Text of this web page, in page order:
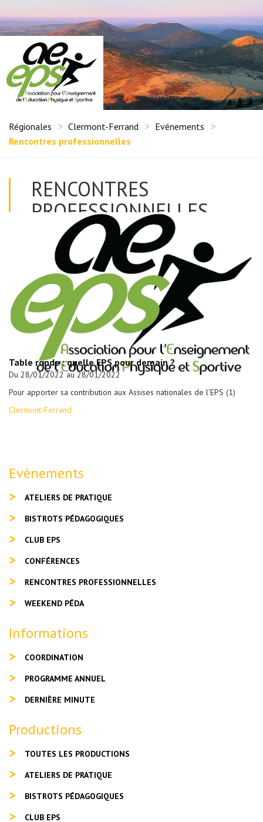
Régionales Clermont-Ferrand
Evénements
Rencontres professionnelles
RENCONTRES
PROFESSIONNELLES
Table ronde : quelle EPS pour demain ?
Du 28/01/2022 au 28/01/2022
Pour apporter sa contribution aux Assises nationales de l'EPS (1)
Clermont-Ferrand
Evènements
ATELIERS DE PRATIQUE
BISTROTS PÉDAGOGIQUES
CLUB EPS
CONFÉRENCES
RENCONTRES PROFESSIONNELLES
WEEKEND PÉDA
Informations
COORDINATION
PROGRAMME ANNUEL
DERNIÈRE MINUTE
Productions
TOUTES LES PRODUCTIONS
ATELIERS DE PRATIQUE
BISTROTS PÉDAGOGIQUES
CLUB EPS